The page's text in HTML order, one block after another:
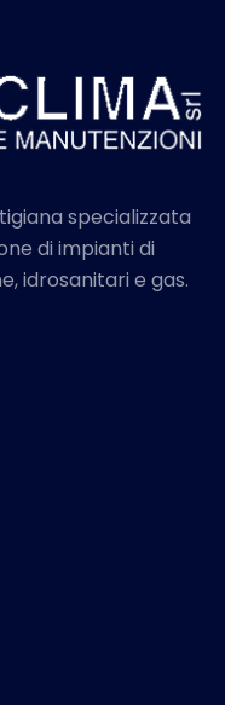
specializzata
di impianti di
idrosanitari e gas.